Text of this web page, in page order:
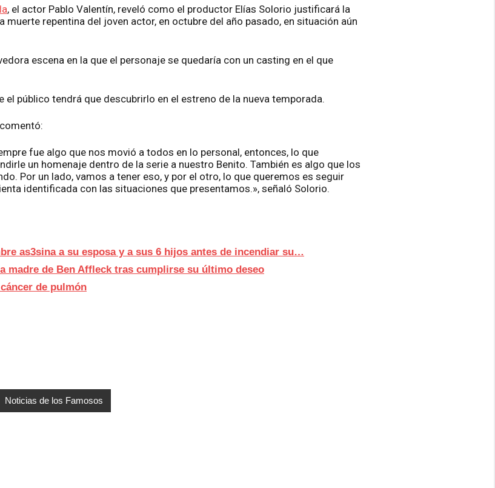
, el actor Pablo Valentín, reveló como el productor Elías Solorio justificará la
muerte repentina del joven actor, en octubre del año pasado, en situación aún
escena en la que el personaje se quedaría con un casting en el que
público tendrá que descubrirlo en el estreno de la nueva temporada.
fue algo que nos movió a todos en lo personal, entonces, lo que
un homenaje dentro de la serie a nuestro Benito. También es algo que los
Por un lado, vamos a tener eso, y por el otro, lo que queremos es seguir
identificada con las situaciones que presentamos.», señaló Solorio.
as3sina a su esposa y a sus 6 hijos antes de incendiar su…
madre de Ben Affleck tras cumplirse su último deseo
de pulmón
Noticias de los Famosos